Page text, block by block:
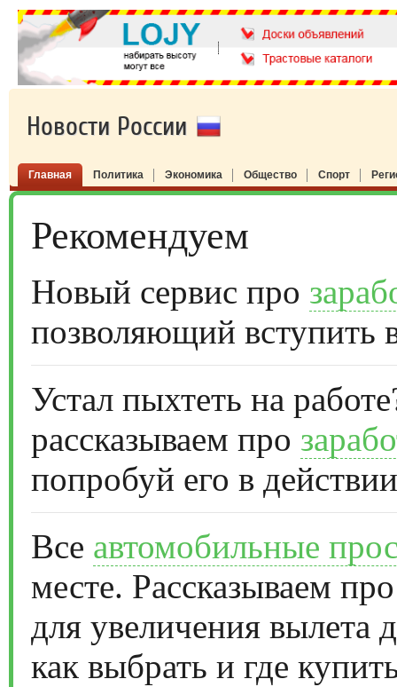
Новости России
Главная Политика Экономика Общество Спорт
Рекомендуем
Новый сервис про
позволяющий вступить
Устал пыхтеть на
рассказываем про
попробуй его в
Все автомобильные
месте. Рассказываем
для увеличения вылета
как выбрать и где